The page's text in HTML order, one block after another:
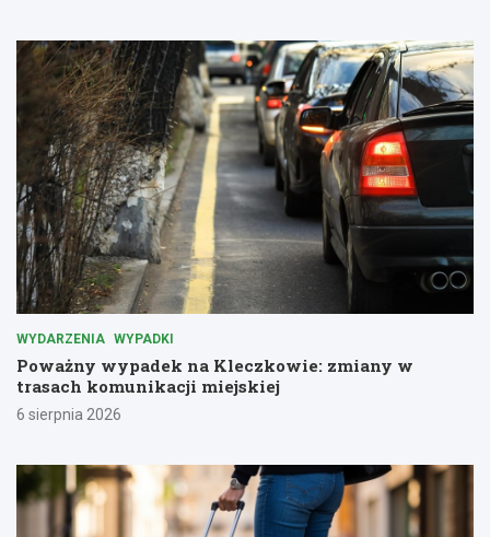
WYDARZENIA WYPADKI
Poważny wypadek na Kleczkowie: zmiany w
trasach komunikacji miejskiej
6 sierpnia 2026